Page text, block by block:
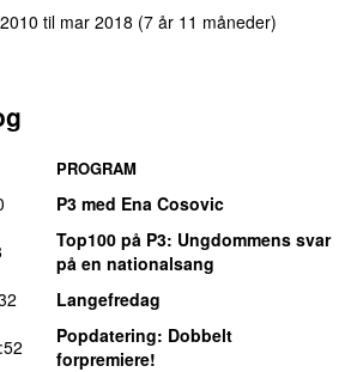
til mar 2018 (7 år 11 måneder)
PROGRAM
P3 med Ena Cosovic
Top100 på P3: Ungdommens svar
på en nationalsang
Langefredag
Popdatering: Dobbelt
forpremiere!